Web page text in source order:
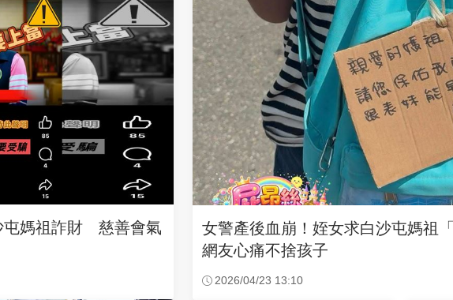
屯媽祖詐財 慈善會氣
女警產後血崩！姪女求白沙屯媽祖
網友心痛不捨孩子
2026/04/23 13:10